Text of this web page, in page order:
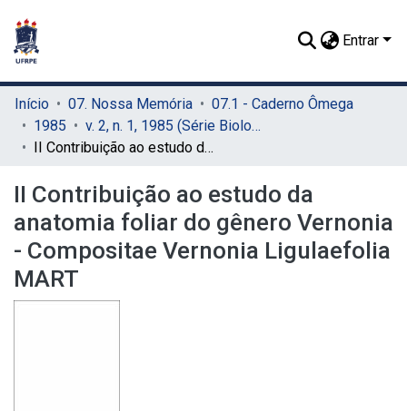
Entrar
Início 07. Nossa Memória
07.1 - Caderno Ômega
1985
v. 2, n. 1, 1985 (Série Biologia)
II Contribuição ao estudo da anatomia foliar do gênero Vernonia - Compositae Vernonia Ligulaefolia MART
II Contribuição ao estudo da
anatomia foliar do gênero Vernonia
- Compositae Vernonia Ligulaefolia
MART